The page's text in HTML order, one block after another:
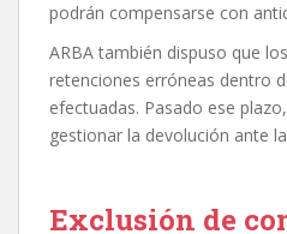
podrán compensarse con
ARBA también dispuso que
retenciones erróneas dentro
efectuadas. Pasado ese
gestionar la devolución ante
Exclusión de